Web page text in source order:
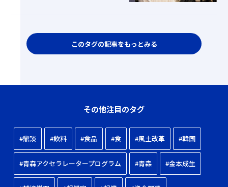
このタグの記事をもっとみる
その他注目のタグ
#鼎談 #飲料 #食品 #食 #風土改革 #韓国
#青森アクセラレータープログラム #青森 #金本成生